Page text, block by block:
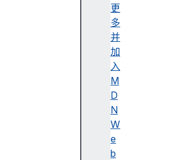
更
多
并
加
入
M
D
N
W
e
b